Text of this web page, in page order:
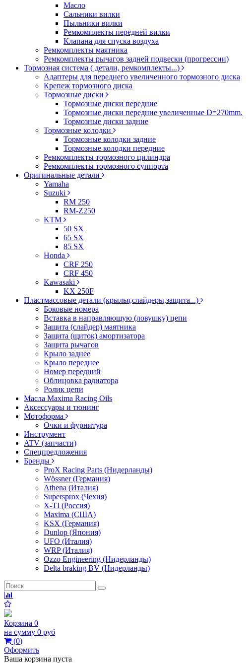
Масло
Сальники вилки
Пыльники вилки
Ремкомплекты передней вилки
Клапана для спуска воздуха
Ремкомплекты маятника
Ремкомплекты рычагов задней подвески (прогрессии)
Тормозная система ( детали, ремкомплекты...)
Адаптеры для переднего увеличенного тормозного диска
Крепеж тормозного диска
Тормозные диски
Тормозные диски передние
Тормозные диски передние увеличенные D=270mm.
Тормозные диски задние
Тормозные колодки
Тормозные колодки задние
Тормозные колодки передние
Ремкомплекты тормозного цилиндра
Ремкомплекты тормозного суппорта
Оригинальные детали
Yamaha
Suzuki
RM 250
RM-Z250
KTM
50 SX
65 SX
85 SX
Honda
CRF 250
CRF 450
Kawasaki
KX 250F
Пластмассовые детали (крылья,слайдеры,защита...)
Боковые номера
Вставка в направляющую (ловушку) цепи
Защита (слайдер) маятника
Защита (щиток) амортизатора
Защита рычагов
Крыло заднее
Крыло переднее
Номер передний
Облицовка радиатора
Ролик цепи
Масла Maxima Racing Oils
Аксессуары и тюнинг
Мотоформа
Очки и фурнитура
Инструмент
ATV (запчасти)
Спецпредложения
Бренды
ProX Racing Parts (Нидерланды)
Wössner (Германия)
Athena (Италия)
Supersprox (Чехия)
X-TI (Россия)
Maxima (США)
KSX (Германия)
Dunlop (Япония)
UFO (Италия)
WRP (Италия)
Ozzo Engineering (Нидерланды)
Delta braking BV (Нидерланды)
Корзина 0
на сумму 0 руб
(0)
Оформить
Ваша корзина пуста